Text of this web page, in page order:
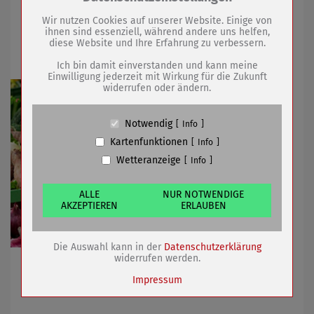
Wochenmarkt findet wieder statt
Nach kurzer Pause wegen Witterung Händler wieder
auf Böblinger Platz und in der Innenstadt
Name
PHP Session Cookie
Anbieter
Eigentümer dieser Website (Wenko-
Wenselaar GmbH & Co. KG)
Absicherung Kontaktformular / SPAM
Cookiespeicherung Entscheidungscookie
Anbieter
Eigentümer dieser Website (Wenko-
Wenselaar GmbH & Co. KG)
Zweck
Speichert die Einstellungen der Besucher
bezüglich der Speicherung von Cookies.
Cookie Name
dywc
Cookie Laufzeit
1 Jahr
Wir nutzen Cookies auf unserer Website. Einige von
ihnen sind essenziell, während andere uns helfen,
diese Website und Ihre Erfahrung zu verbessern.
Ich bin damit einverstanden und kann meine
Einwilligung jederzeit mit Wirkung für die Zukunft
widerrufen oder ändern.
Notwendig Info
Kartenfunktionen Info
Wetteranzeige Info
ALLE
AKZEPTIEREN
NUR NOTWENDIGE
ERLAUBEN
Die Auswahl kann in der Datenschutzerklärung
widerrufen werden.
Impressum